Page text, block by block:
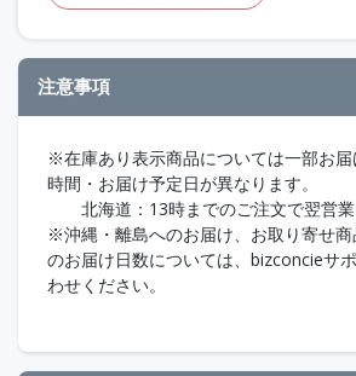
注意事項
※在庫あり表示商品については一部お
時間・お届け予定日が異なります。
北海道：13時までのご注文で翌営業
※沖縄・離島へのお届け、お取り寄せ
のお届け日数については、bizconcieサ
わせください。